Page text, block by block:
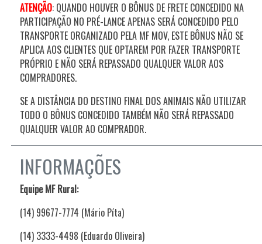
ATENÇÃO: QUANDO HOUVER O BÔNUS DE FRETE CONCEDIDO NA
PARTICIPAÇÃO NO PRÉ-LANCE APENAS SERÁ CONCEDIDO PELO
TRANSPORTE ORGANIZADO PELA MF MOV, ESTE BÔNUS NÃO SE
APLICA AOS CLIENTES QUE OPTAREM POR FAZER TRANSPORTE
PRÓPRIO E NÃO SERÁ REPASSADO QUALQUER VALOR AOS
COMPRADORES.
SE A DISTÂNCIA DO DESTINO FINAL DOS ANIMAIS NÃO UTILIZAR
TODO O BÔNUS CONCEDIDO TAMBÉM NÃO SERÁ REPASSADO
QUALQUER VALOR AO COMPRADOR.
INFORMAÇÕES
Equipe MF Rural:
(14) 99677-7774 (Mário Píta)
(14) 3333-4498 (Eduardo Oliveira)